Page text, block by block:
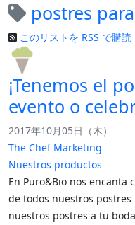
postres
このリストを RSS で購読
¡Tenemos el
evento o
2017年10月05日（木）
The Chef Marketing
Nuestros productos
En Puro&Bio nos encanta
de todos nuestros
nuestros postres a tu